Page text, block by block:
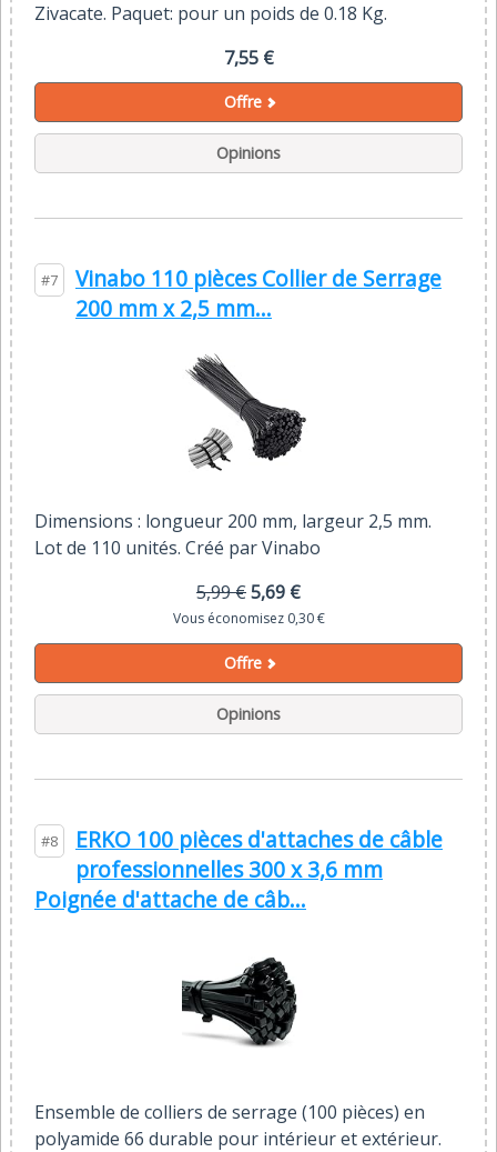
Zivacate. Paquet: pour un poids de 0.18 Kg.
7,55 €
Offre
Opinions
#7
Vinabo 110 pièces Collier de Serrage
200 mm x 2,5 mm...
Dimensions : longueur 200 mm, largeur 2,5 mm.
Lot de 110 unités. Créé par Vinabo
5,99 €5,69 €
Vous économisez 0,30 €
Offre
Opinions
#8
ERKO 100 pièces d'attaches de câble
professionnelles 300 x 3,6 mm
Poignée d'attache de câb...
Ensemble de colliers de serrage (100 pièces) en
polyamide 66 durable pour intérieur et extérieur.